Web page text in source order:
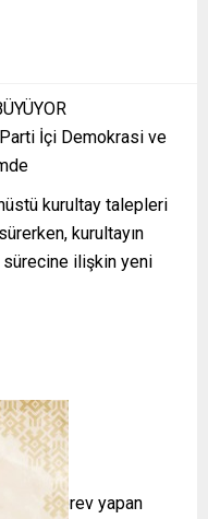
İçi Demokrasi ve
kurultay talepleri
kurultayın
ilişkin yeni
görev yapan